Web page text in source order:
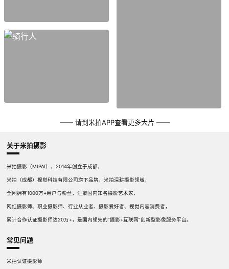
—— 请到米拍APP查看更多大片 ——
关于米拍摄影
米拍摄影（MIPAI），2014年创立于成都，
米拍（成都）视觉科技有限公司旗下品牌，米拍深耕摄影领域，
全网拥有1000万+用户与粉丝，汇聚国内知名摄影艺术家、
网红摄影师、职业摄影师、行业从业者、摄影爱好者、视觉内容消费者，
累计合作认证摄影师达20万+，是国内领先的“摄影+互联网”创新型影像服务平台。
常见问题
米拍认证摄影师